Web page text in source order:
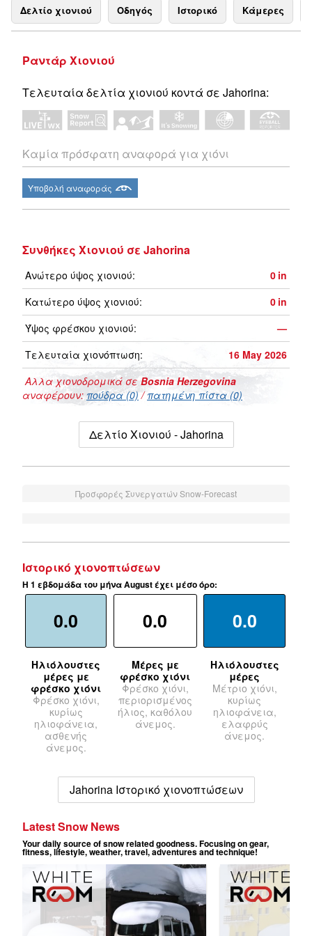
Δελτίο χιονιού Οδηγός Ιστορικό Κάμερες
Ραντάρ Χιονιού
Τελευταία δελτία χιονιού κοντά σε Jahorina:
Καμία πρόσφατη αναφορά για χιόνι
Υποβολή αναφοράς
Συνθήκες Χιονιού σε Jahorina
Ανώτερο ύψος χιονιού: 0 in
Κατώτερο ύψος χιονιού:
0 in
Ύψος φρέσκου χιονιού:
—
Τελευταία χιονόπτωση:
16 May 2026
Αλλα χιονοδρομικά σεBosnia Herzegovina
αναφέρουν:πούδρα (0)/πατημένη πίστα (0)
Δελτίο Χιονιού - Jahorina
Προσφορές Συνεργατών Snow-Forecast
Ιστορικό χιονοπτώσεων
Η 1 εβδομάδα του μήνα August έχει μέσο όρο:
0.0
Ηλιόλουστες
μέρες με
φρέσκο χιόνι
Φρέσκο χιόνι,
κυρίως
ηλιοφάνεια,
ασθενής
άνεμος.
0.0
Μέρες με
φρέσκο χιόνι
Φρέσκο χιόνι,
περιορισμένος
ήλιος, καθόλου
άνεμος.
0.0
Ηλιόλουστες
μέρες
Μέτριο χιόνι,
κυρίως
ηλιοφάνεια,
ελαφρύς
άνεμος.
Jahorina Ιστορικό χιονοπτώσεων